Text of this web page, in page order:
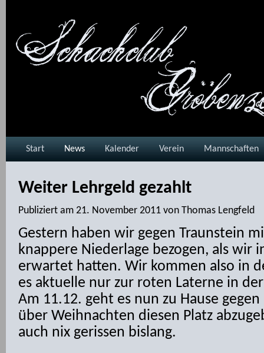
Start News Kalender Verein Mannschaften
Weiter Lehrgeld gezahlt
Publiziert am 21. November 2011 von Thomas Lengfeld
Gestern haben wir gegen Traunstein
knappere Niederlage bezogen, als wir
erwartet hatten. Wir kommen also in
es aktuelle nur zur roten Laterne in
Am 11.12. geht es nun zu Hause
über Weihnachten diesen Platz
auch nix gerissen bislang.